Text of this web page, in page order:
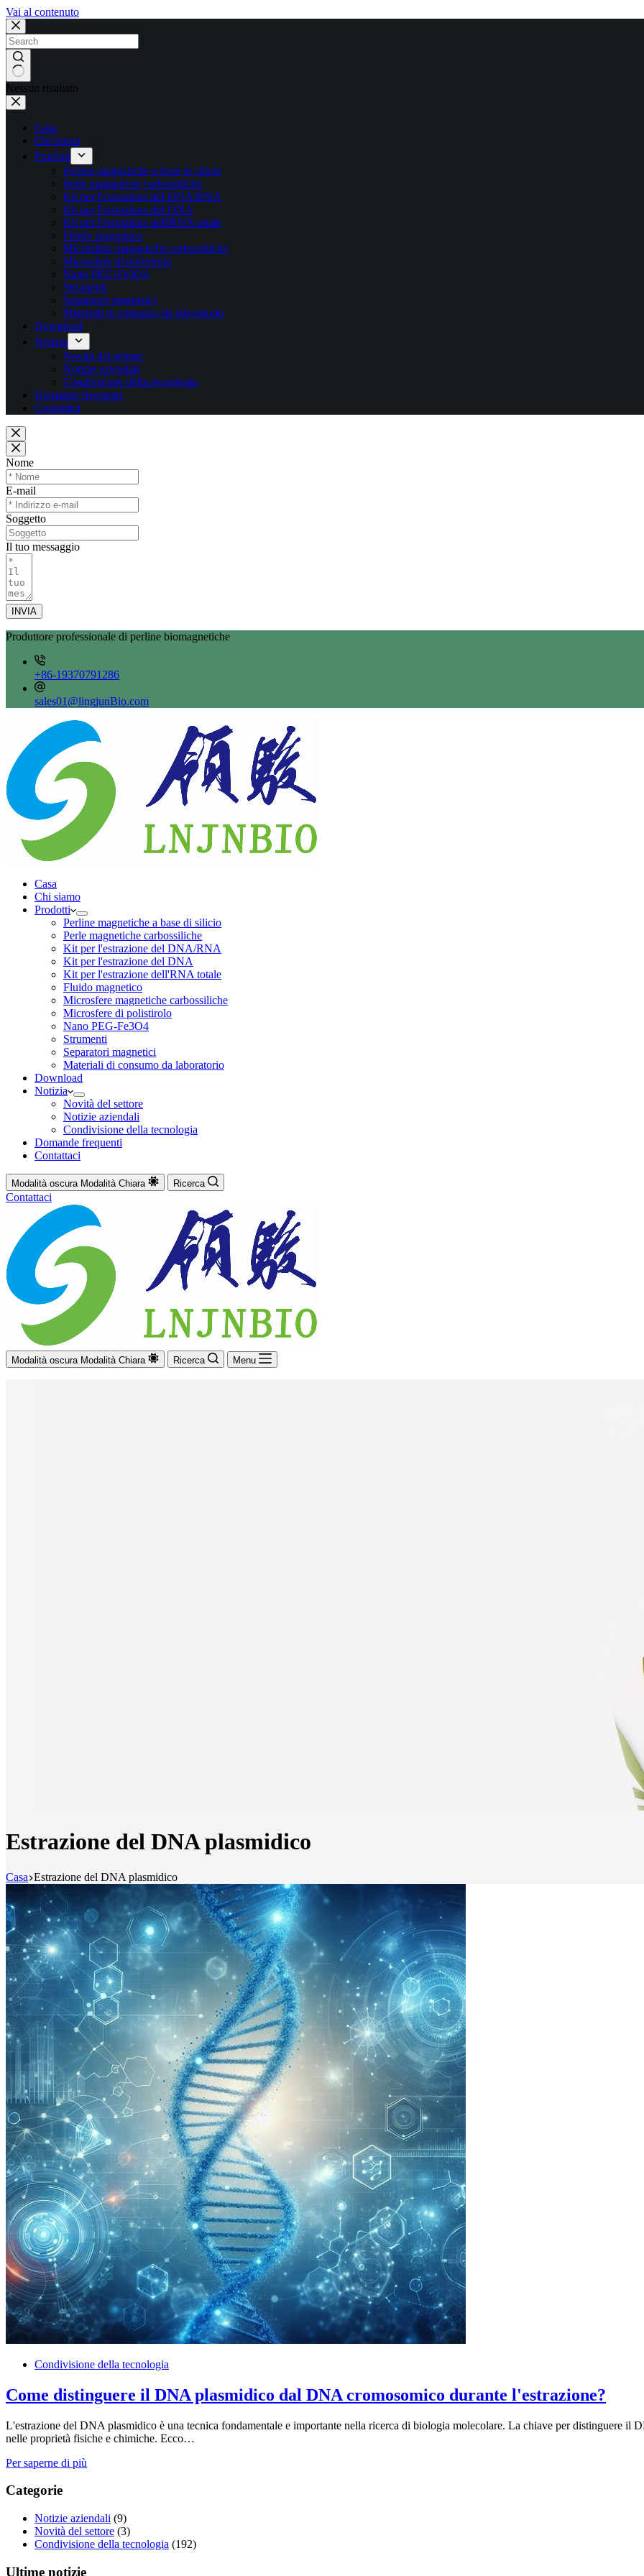
Vai al contenuto
Nessun risultato
Casa
Chi siamo
Prodotti
Perline magnetiche a base di silicio
Perle magnetiche carbossiliche
Kit per l'estrazione del DNA/RNA
Kit per l'estrazione del DNA
Kit per l'estrazione dell'RNA totale
Fluido magnetico
Microsfere magnetiche carbossiliche
Microsfere di polistirolo
Nano PEG-Fe3O4
Strumenti
Separatori magnetici
Materiali di consumo da laboratorio
Download
Notizia
Novità del settore
Notizie aziendali
Condivisione della tecnologia
Domande frequenti
Contattaci
Nome
E-mail
Soggetto
Il tuo messaggio
INVIA
Produttore professionale di perline biomagnetiche
+86-19370791286
sales01@lingjunBio.com
Casa
Chi siamo
Prodotti
Perline magnetiche a base di silicio
Perle magnetiche carbossiliche
Kit per l'estrazione del DNA/RNA
Kit per l'estrazione del DNA
Kit per l'estrazione dell'RNA totale
Fluido magnetico
Microsfere magnetiche carbossiliche
Microsfere di polistirolo
Nano PEG-Fe3O4
Strumenti
Separatori magnetici
Materiali di consumo da laboratorio
Download
Notizia
Novità del settore
Notizie aziendali
Condivisione della tecnologia
Domande frequenti
Contattaci
Modalità oscura Modalità Chiara Ricerca
Contattaci
Modalità oscura Modalità Chiara Ricerca Menu
Estrazione del DNA plasmidico
Casa Estrazione del DNA plasmidico
Condivisione della tecnologia
Come distinguere il DNA plasmidico dal DNA cromosomico durante l'estrazione?
L'estrazione del DNA plasmidico è una tecnica fondamentale e importante nella ricerca di biologia molecolare. La chiave per distinguere
nelle proprietà fisiche e chimiche. Ecco…
Per saperne di più
Categorie
Notizie aziendali (9)
Novità del settore (3)
Condivisione della tecnologia (192)
Ultime notizie